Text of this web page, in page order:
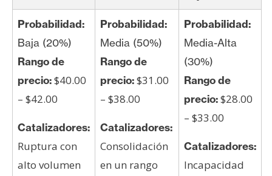
Probabilidad:
Baja (20%)
Rango de
precio:$40.00
– $42.00
Catalizadores:
Ruptura con
alto volumen
Probabilidad:
Media (50%)
Rango de
precio:$31.00
– $38.00
Catalizadores:
Consolidación
en un rango
Probabilidad:
Media-Alta
(30%)
Rango de
precio:$28.00
– $33.00
Catalizadores:
Incapacidad